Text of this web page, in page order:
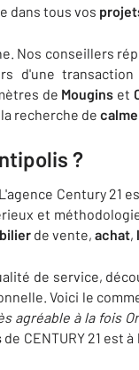
dans tous vos
Nos conseillers
d'une
de Mougins et
recherche de
?
Century
et
de vente, achat,
de service,
Voici le
à la fois
de CENTURY 21 est